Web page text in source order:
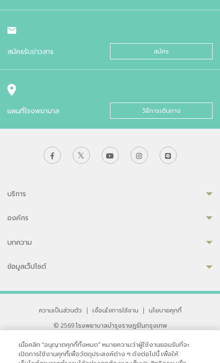
สมัครรับข่าวสาร สมัคร
แผนที่โรงพยาบาล วิธีการเดินทาง
บริการ
องค์กร
บทความ
ข้อมูลเว็ปไซต์
ความเป็นส่วนตัว | เงื่อนไขการใช้งาน |
นโยบายคุกกี้
© 2569 โรงพยาบาลบำรุงราษฎร์ในกรุงเทพ
33 สุขุมวิท ซอย 3 เขตวัฒนา กรุงเทพ 10110 ประเทศไทย
หากท่านมีข้อคิดเห็นหรือปัญหาในการใช้เว็บไซต์ของเรา
เมื่อคลิก “อนุญาตคุกกี้ทั้งหมด” หมายความว่าผู้ใช้งานยอมรับที่จะ
เปิดการใช้งานคุกกี้เพื่อวัตถุประสงค์ต่าง ๆ ดังต่อไปนี้ เพื่อให้